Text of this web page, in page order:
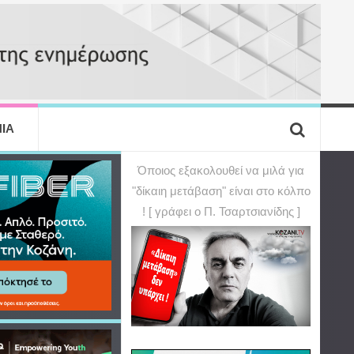
Όποιος εξακολουθεί να μιλά για
"δίκαιη μετάβαση" είναι στο κόλπο
! [ γράφει ο Π. Τσαρτσιανίδης ]